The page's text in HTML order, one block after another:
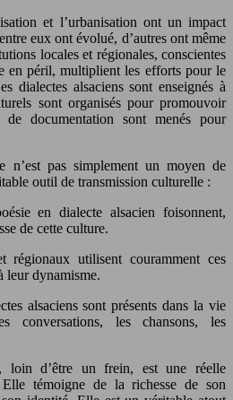
et l’urbanisation ont un impact
eux ont évolué, d’autres ont même
locales et régionales, conscientes
en péril, multiplient les efforts pour le
dialectes alsaciens sont enseignés à
sont organisés pour promouvoir
documentation sont menés pour
n’est pas simplement un moyen de
outil de transmission culturelle :
en dialecte alsacien foisonnent,
de cette culture.
régionaux utilisent couramment ces
leur dynamisme.
alsaciens sont présents dans la vie
conversations, les chansons, les
loin d’être un frein, est une réelle
témoigne de la richesse de son